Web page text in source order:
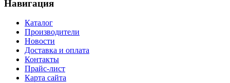
Навигация
Каталог
Производители
Новости
Доставка и оплата
Контакты
Прайс-лист
Карта сайта